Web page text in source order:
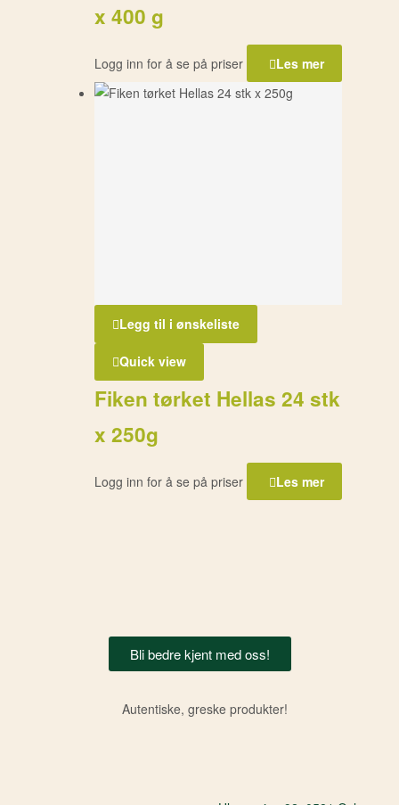
x 400 g
Logg inn for å se på priser Les mer
Legg til i ønskeliste
Quick view
Fiken tørket Hellas 24 stk
x 250g
Logg inn for å se på priser Les mer
Bli bedre kjent med oss!
Autentiske, greske produkter!